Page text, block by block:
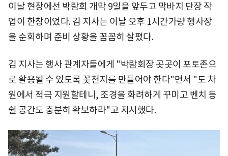
이날 현장에선 박람회 개막 9일을 앞두고 막바지 단장 작
업이 한창이었다. 김 지사는 이날 오후 1시간가량 행사장
을 순회하며 준비 상황을 꼼꼼히 살폈다.
김 지사는 행사 관계자들에게 "박람회장 곳곳이 포토존으
로 활용될 수 있도록 꽃천지를 만들어야 한다"면서 "도 차
원에서 적극 지원할테니, 조경을 화려하게 꾸미고 벤치 등
쉴 공간도 충분히 확보하라"고 지시했다.